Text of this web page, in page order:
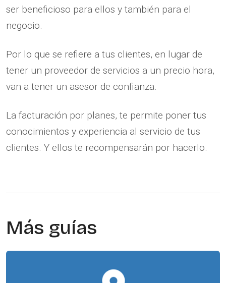
ser beneficioso para ellos y también para el
negocio.
Por lo que se refiere a tus clientes, en lugar de
tener un proveedor de servicios a un precio hora,
van a tener un asesor de confianza.
La facturación por planes, te permite poner tus
conocimientos y experiencia al servicio de tus
clientes. Y ellos te recompensarán por hacerlo.
Más guías